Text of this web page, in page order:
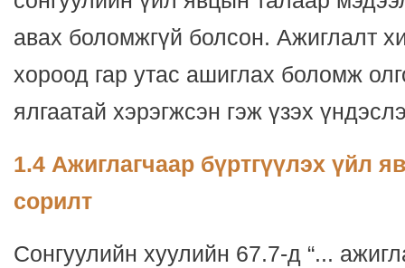
авах боломжгүй болсон. Ажиглалт
хороод гар утас ашиглах боломж
ялгаатай хэрэгжсэн гэж үзэх
1.4 Ажиглагчаар бүртгүүлэх үйл
сорилт
Сонгуулийн хуулийн 67.7-д “...